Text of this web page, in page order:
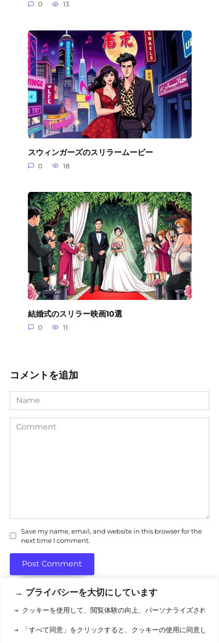
→ プライバシーを大切にしています
→ クッキーを使用して、閲覧体験の向上、パーソナライズされた
→ 「すべて同意」をクリックすると、クッキーの使用に同意した
0 13
スウィンガーズのスリラームービー
0 18
結婚式のスリラー映画10選
0 11
コメントを追加
Name
Comment
Save my name, email, and website in this browser for the
next time I comment.
利用規約(りようきやく